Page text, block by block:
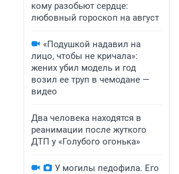
кому разобьют сердце:
любовный гороскоп на август
«Подушкой надавил на
лицо, чтобы не кричала»:
жених убил модель и год
возил ее труп в чемодане —
видео
Два человека находятся в
реанимации после жуткого
ДТП у «Голубого огонька»
У могилы педофила. Его